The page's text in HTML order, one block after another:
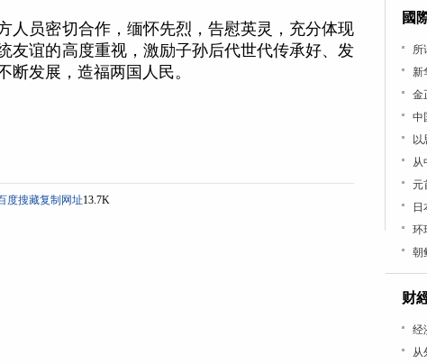
员密切合作，缅怀先烈，告慰英灵，充分体现
友谊的高度重视，激励子孙后代世代传承好、发
发展，造福两国人民。
度搜藏复制网址13.7K
國
所
新
金
中
以
从
元
日
环
朝
财
经
从